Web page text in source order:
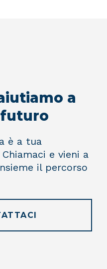
a
è a tua
e vieni a
il percorso